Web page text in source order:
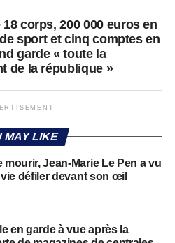
corps, 200 000 euros en
sport et cinq comptes en
garde « toute la
de la république »
MAY LIKE
mourir, Jean-Marie Le Pen a vu
défiler devant son œil
en garde à vue après la